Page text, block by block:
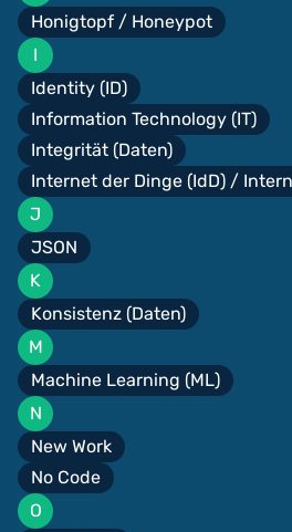
Honigtopf / Honeypot
I
Identity (ID)
Information Technology (IT)
Integrität (Daten)
Internet der Dinge (IdD) /
J
JSON
K
Konsistenz (Daten)
M
Machine Learning (ML)
N
New Work
No Code
O